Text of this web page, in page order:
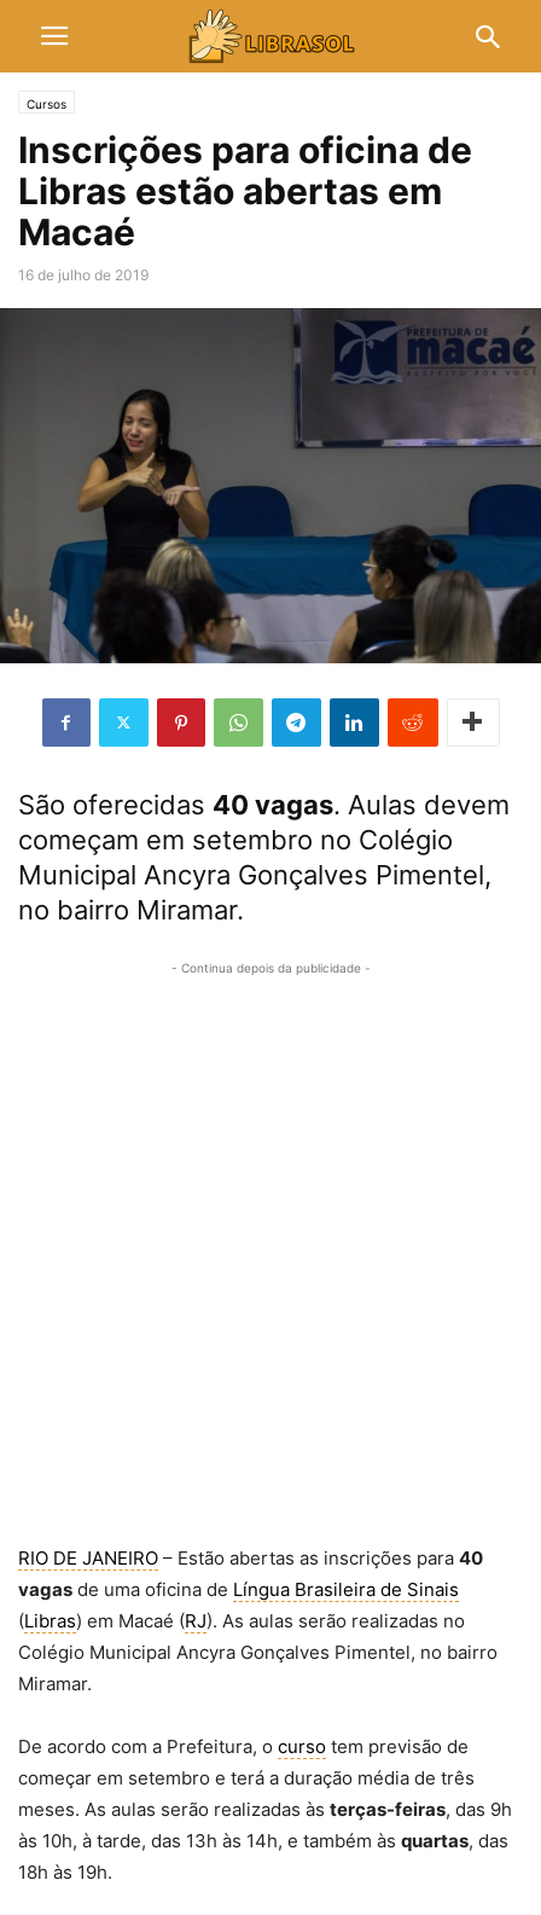
Cursos
Inscrições para oficina de
Libras estão abertas em
Macaé
16 de julho de 2019
São oferecidas 40 vagas. Aulas devem
começam em setembro no Colégio
Municipal Ancyra Gonçalves Pimentel,
no bairro Miramar.
- Continua depois da publicidade -
RIO DE JANEIRO – Estão abertas as inscrições para 40
vagas de uma oficina de Língua Brasileira de Sinais
(Libras) em Macaé (RJ). As aulas serão realizadas no
Colégio Municipal Ancyra Gonçalves Pimentel, no bairro
Miramar.
De acordo com a Prefeitura, o curso tem previsão de
começar em setembro e terá a duração média de três
meses. As aulas serão realizadas às terças-feiras, das 9h
às 10h, à tarde, das 13h às 14h, e também às quartas, das
18h às 19h.